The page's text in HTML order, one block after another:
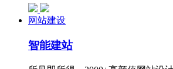
网站建设
智能建站